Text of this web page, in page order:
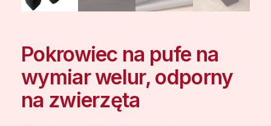
Pokrowiec na pufe na
wymiar welur, odporny
na zwierzęta